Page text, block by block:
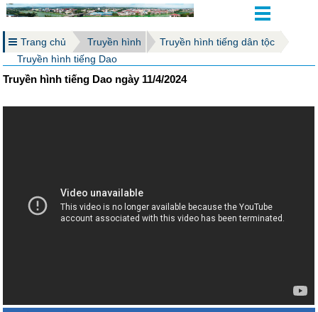
Trang chủ Truyền hình
Truyền hình tiếng dân tộc
Truyền hình tiếng Dao
Truyền hình tiếng Dao ngày 11/4/2024